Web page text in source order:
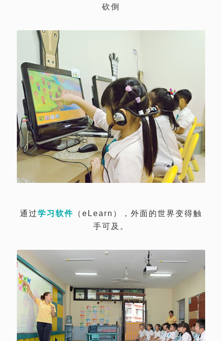
砍倒
通过学习软件 （eLearn），外面的世界变得触
手可及。